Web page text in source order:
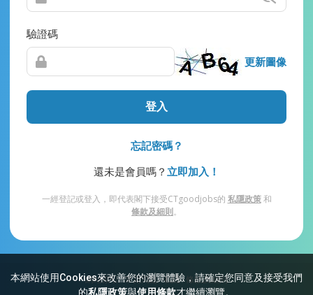
本網站使用Cookies來改善您的瀏覽體驗，請確定您同意及接受我們
的私隱政策與使用條款才繼續瀏覽。
驗證碼
更新圖像
登入
忘記密碼？
還未是會員嗎？ 立即加入！
一經登記或登入，即代表閣下接受CTgoodjobs的 私隱政策和
條款及細則。
網站索引 常見問題 私隱 條款及細則